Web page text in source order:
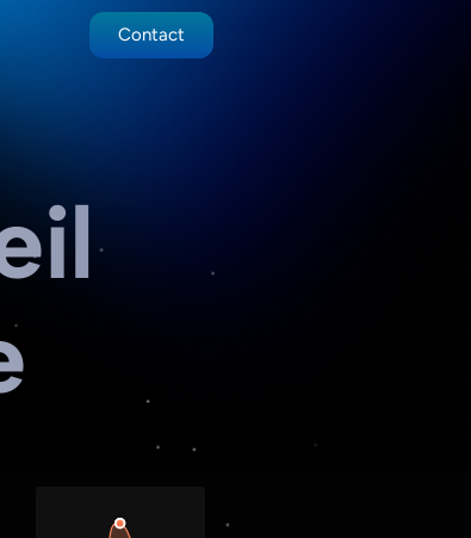
Contact